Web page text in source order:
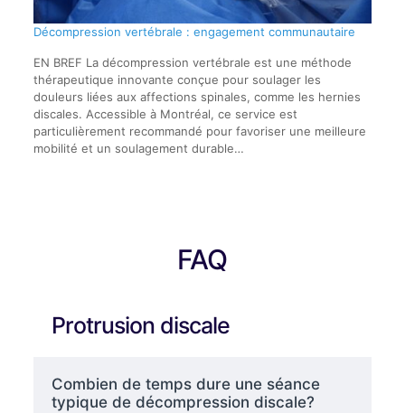
Décompression vertébrale : engagement communautaire
EN BREF La décompression vertébrale est une méthode
thérapeutique innovante conçue pour soulager les
douleurs liées aux affections spinales, comme les hernies
discales. Accessible à Montréal, ce service est
particulièrement recommandé pour favoriser une meilleure
mobilité et un soulagement durable…
FAQ
Protrusion discale
Combien de temps dure une séance
typique de décompression discale?